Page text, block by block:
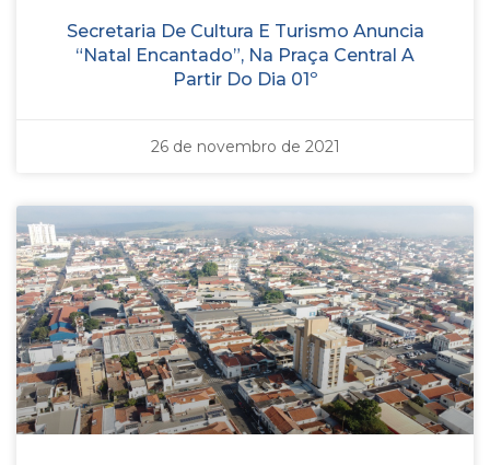
Secretaria De Cultura E Turismo Anuncia
“Natal Encantado”, Na Praça Central A
Partir Do Dia 01º
26 de novembro de 2021